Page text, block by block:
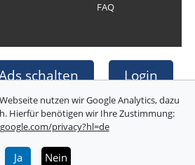
FAQ
schalten Login
Messefilm & Medien GmbH
nutzen wir Google Analytics, dazu
Hierfür benötigen wir Ihre Zustimmung:
privacy?hl=de
Ja Nein